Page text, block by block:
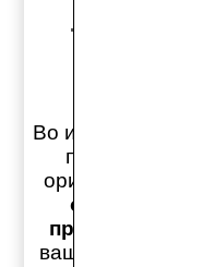
Во избежание
перевода по
оригинальных и
продавцами
вашего выбора